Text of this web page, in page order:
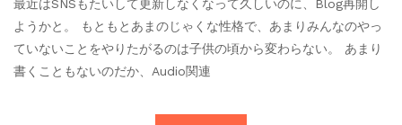
最近はSNSもたいして更新しなくなって久しいのに、Blog再開し
ようかと。 もともとあまのじゃくな性格で、あまりみんなのやっ
ていないことをやりたがるのは子供の頃から変わらない。 あまり
書くこともないのだか、Audio関連